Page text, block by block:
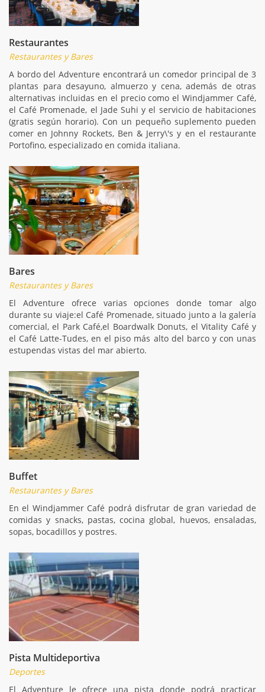
Restaurantes
Restaurantes y Bares
A bordo del Adventure encontrará un comedor principal de 3
plantas para desayuno, almuerzo y cena, además de otras
alternativas incluidas en el precio como el Windjammer Café,
el Café Promenade, el Jade Suhi y el servicio de habitaciones
(gratis según horario). Con un pequeño suplemento pueden
comer en Johnny Rockets, Ben & Jerry\'s y en el restaurante
Portofino, especializado en comida italiana.
Bares
Restaurantes y Bares
El Adventure ofrece varias opciones donde tomar algo
durante su viaje:el Café Promenade, situado junto a la galería
comercial, el Park Café,el Boardwalk Donuts, el Vitality Café y
el Café Latte-Tudes, en el piso más alto del barco y con unas
estupendas vistas del mar abierto.
Buffet
Restaurantes y Bares
En el Windjammer Café podrá disfrutar de gran variedad de
comidas y snacks, pastas, cocina global, huevos, ensaladas,
sopas, bocadillos y postres.
Pista Multideportiva
Deportes
El Adventure le ofrece una pista donde podrá practicar